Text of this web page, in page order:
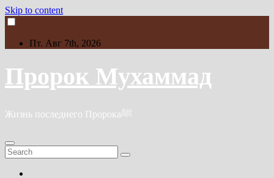
Skip to content
Пт. Авг 7th, 2026
Пророк Мухаммад
Жизнь последнего Пророкаﷺ